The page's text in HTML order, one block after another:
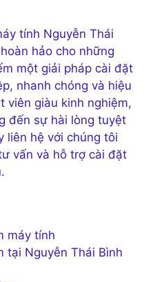
tính Nguyễn Thái
hảo cho những
một giải pháp cài đặt
nhanh chóng và hiệu
viên giàu kinh nghiệm,
đến sự hài lòng tuyệt
liên hệ với chúng tôi
vấn và hỗ trợ cài đặt
máy tính
tại Nguyễn Thái Bình